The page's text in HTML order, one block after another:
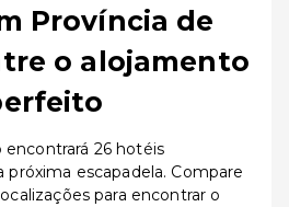
Província de
o alojamento
26 hotéis
próxima escapadela. Compare
para encontrar o